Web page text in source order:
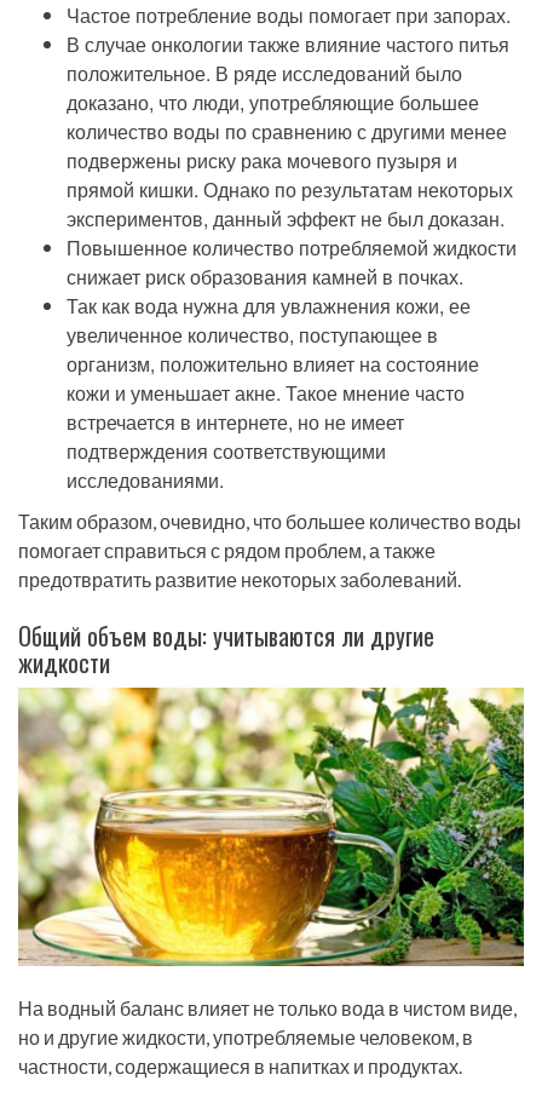
Частое потребление воды помогает при запорах.
В случае онкологии также влияние частого питья
положительное. В ряде исследований было
доказано, что люди, употребляющие большее
количество воды по сравнению с другими менее
подвержены риску рака мочевого пузыря и
прямой кишки. Однако по результатам некоторых
экспериментов, данный эффект не был доказан.
Повышенное количество потребляемой жидкости
снижает риск образования камней в почках.
Так как вода нужна для увлажнения кожи, ее
увеличенное количество, поступающее в
организм, положительно влияет на состояние
кожи и уменьшает акне. Такое мнение часто
встречается в интернете, но не имеет
подтверждения соответствующими
исследованиями.
Таким образом, очевидно, что большее количество воды
помогает справиться с рядом проблем, а также
предотвратить развитие некоторых заболеваний.
Общий объем воды: учитываются ли другие
жидкости
На водный баланс влияет не только вода в чистом виде,
но и другие жидкости, употребляемые человеком, в
частности, содержащиеся в напитках и продуктах.